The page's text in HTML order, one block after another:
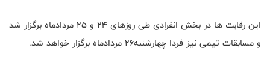
این رقابت ها در بخش انفرادی طی روزهای ۲۴ و ۲۵ مردادماه برگزار شد
و مسابقات تیمی نیز فردا چهارشنبه۲۶ مردادماه برگزار خواهد شد.